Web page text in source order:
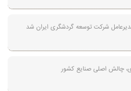
شرکت توسعه گردشگری ایران شد
چالش اصلی صنایع کشور